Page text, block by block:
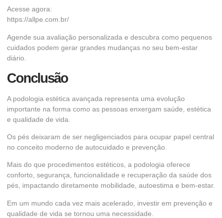
Acesse agora:
https://allpe.com.br/
Agende sua avaliação personalizada e descubra como pequenos
cuidados podem gerar grandes mudanças no seu bem-estar
diário.
Conclusão
A podologia estética avançada representa uma evolução
importante na forma como as pessoas enxergam saúde, estética
e qualidade de vida.
Os pés deixaram de ser negligenciados para ocupar papel central
no conceito moderno de autocuidado e prevenção.
Mais do que procedimentos estéticos, a podologia oferece
conforto, segurança, funcionalidade e recuperação da saúde dos
pés, impactando diretamente mobilidade, autoestima e bem-estar.
Em um mundo cada vez mais acelerado, investir em prevenção e
qualidade de vida se tornou uma necessidade.